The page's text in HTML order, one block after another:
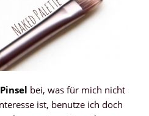
Pinsel bei, was für mich nicht
ist, benutze ich doch